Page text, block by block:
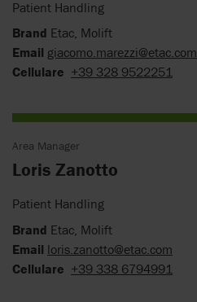
Patient Handling
Brand Etac, Molift
Email giacomo.marezzi@etac.com
Cellulare +39 328 9522251
Area Manager
Loris Zanotto
Patient Handling
Brand Etac, Molift
Email loris.zanotto@etac.com
Cellulare +39 338 6794991